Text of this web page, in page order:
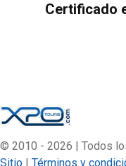
Certificado
© 2010 - 2026 | Todos
Sitio | Términos y